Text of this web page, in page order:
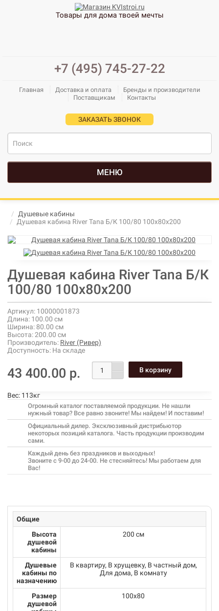
Товары для дома твоей мечты
+7 (495) 745-27-22
Главная Доставка и оплата
Бренды и производители
Поставщикам
Контакты
ЗАКАЗАТЬ ЗВОНОК
МЕНЮ
Душевые кабины
Душевая кабина River Tana Б/К 100/80 100х80х200
Душевая кабина River Tana Б/К
100/80 100х80х200
Артикул: 10000001873
Длина: 100.00 см
Ширина: 80.00 см
Высота:200.00 см
Производитель: River (Ривер)
Доступность: На складе
43 400.00 р.
Вес: 113кг
Огромный каталог поставляемой продукции. Не нашли
нужный товар? Все равно звоните! Мы найдем! И поставим!
Официальный дилер. Эксклюзивный дистрибьютор
некоторых позиций каталога. Часть продукции производим
сами.
Каждый день без праздников и выходных!
Звоните с 9-00 до 24-00. Не стесняйтесь! Мы работаем для
Вас!
Общие
Высота
душевой
кабины
200 см
Душевые
кабины по
назначению
В квартиру, В хрущевку, В частный дом,
Для дома, В комнату
Размер
душевой
100х80